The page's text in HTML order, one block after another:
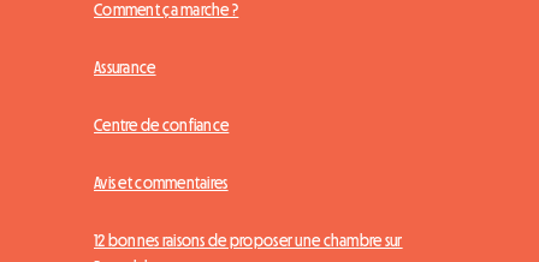
Comment ça marche ?
Assurance
Centre de confiance
Avis et commentaires
12 bonnes raisons de proposer une chambre sur